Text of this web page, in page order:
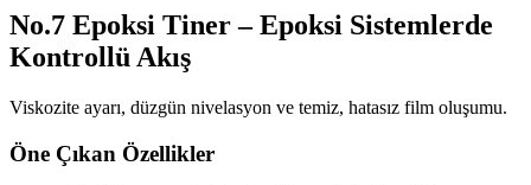
No.7 Epoksi Tiner – Epoksi Sistemlerde
Kontrollü Akış
Viskozite ayarı, düzgün nivelasyon ve temiz, hatasız film oluşumu.
Öne Çıkan Özellikler